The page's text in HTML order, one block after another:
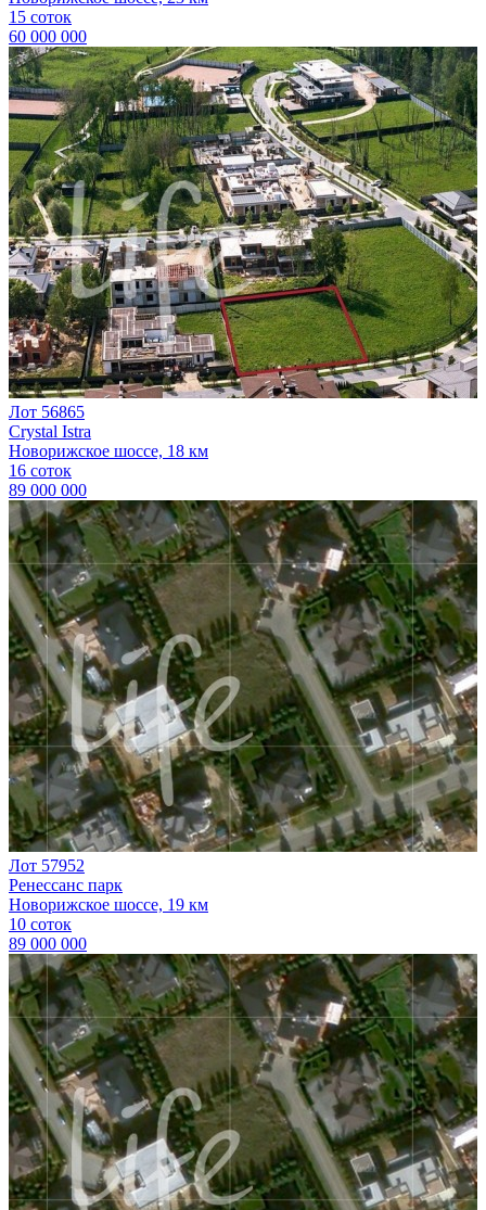
15 соток
60 000 000
Лот 56865
Crystal Istra
Новорижское шоссе, 18 км
16 соток
89 000 000
Лот 57952
Ренессанс парк
Новорижское шоссе, 19 км
10 соток
89 000 000